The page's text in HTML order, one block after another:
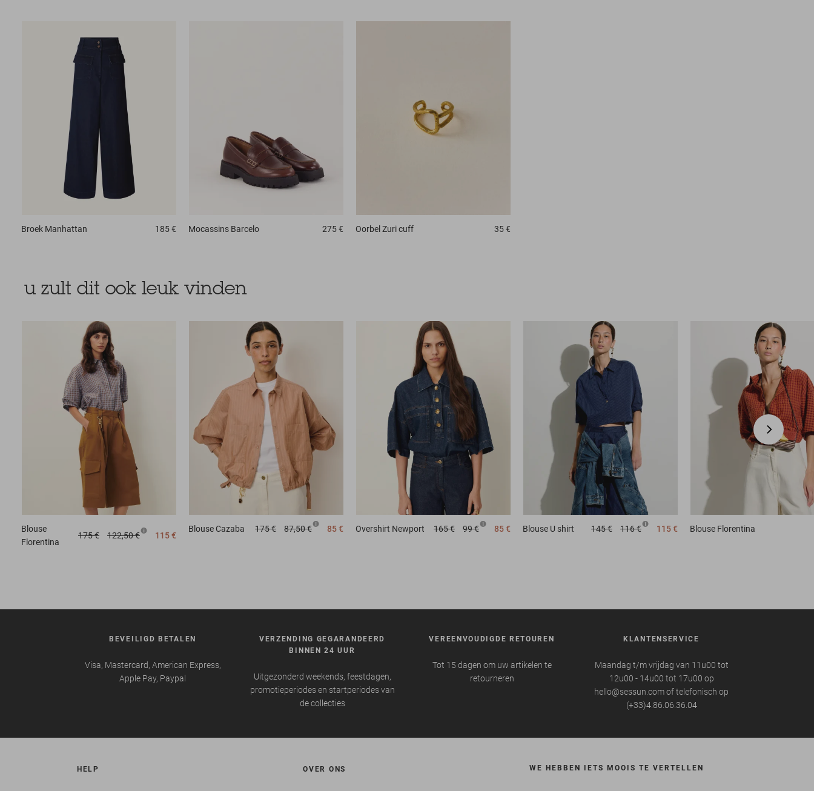
Broek Manhattan 185 € Mocassins Barcelo 275 € Oorbel Zuri cuff 35 €
u zult dit ook leuk vinden
Blouse
Florentina
175 € 122,50 € 115 €
BlouseCazaba 175 € 87,50 € 85 € Overshirt Newport 165 € 99 € 85 € Blouse U shirt 145 € 116 € 115 € Blouse Florentina
BEVEILIGD BETALEN
Visa, Mastercard, American Express,
Apple Pay, Paypal
VERZENDING GEGARANDEERD
BINNEN 24 UUR
Uitgezonderd weekends, feestdagen,
promotieperiodes en startperiodes van
de collecties
VEREENVOUDIGDE RETOUREN
Tot 15 dagen om uw artikelen te
retourneren
KLANTENSERVICE
Maandag t/m vrijdag van 11u00 tot
12u00 - 14u00 tot 17u00 op
hello@sessun.com of telefonisch op
(+33)4.86.06.36.04
HELP OVER ONS WE HEBBEN IETS MOOIS TE VERTELLEN